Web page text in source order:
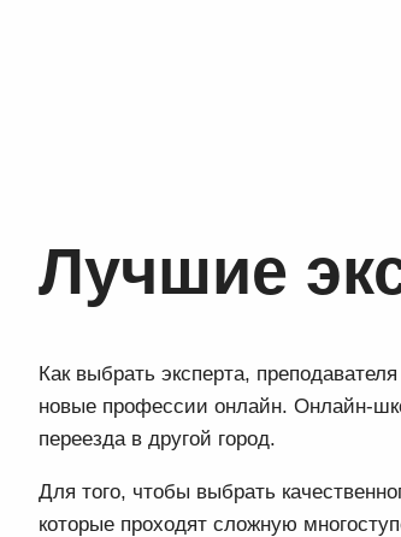
Лучшие
Как выбрать эксперта,
новые профессии онлайн. Онлайн-
переезда в другой город.
Для того, чтобы выбрать
которые проходят сложную